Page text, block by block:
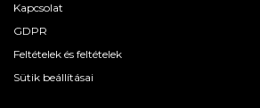
Kapcsolat
GDPR
Feltételek és feltételek
Sütik beállításai